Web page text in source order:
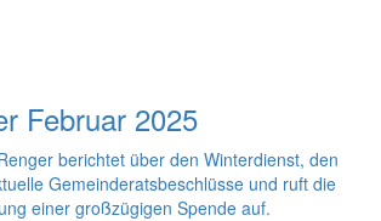
Februar 2025
berichtet über den Winterdienst, den
Gemeinderatsbeschlüsse und ruft die
einer großzügigen Spende auf.